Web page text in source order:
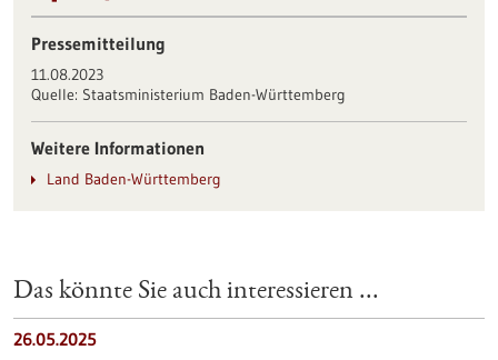
Pressemitteilung
11.08.2023
Quelle: Staatsministerium Baden-Württemberg
Weitere Informationen
Land Baden-Württemberg
Das könnte Sie auch interessieren ...
26.05.2025